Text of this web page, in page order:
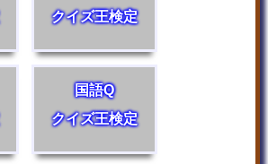
クイズ王検定
国語Q
クイズ王検定